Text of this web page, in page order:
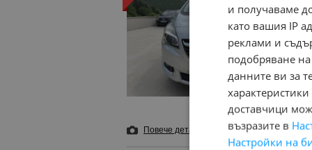
Повече детайли и 16 снимки Добави в
и получаваме
като вашия IP
реклами и
подобряване на
данните ви за
доставчици
възразите в
Настройки на